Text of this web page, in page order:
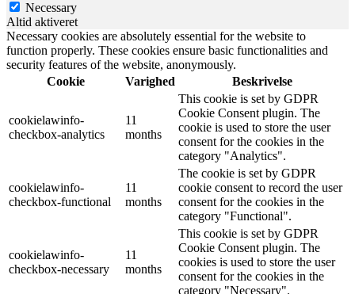
Necessary
Altid aktiveret
Necessary cookies are absolutely essential for the website to
function properly. These cookies ensure basic functionalities and
security features of the website, anonymously.
Cookie
Varighed Beskrivelse
cookielawinfo-
checkbox-analytics
11
months
This cookie is set by GDPR
Cookie Consent plugin. The
cookie is used to store the user
consent for the cookies in the
category "Analytics".
cookielawinfo-
checkbox-functional
11
months
The cookie is set by GDPR
cookie consent to record the user
consent for the cookies in the
category "Functional".
cookielawinfo-
checkbox-necessary
11
months
This cookie is set by GDPR
Cookie Consent plugin. The
cookies is used to store the user
consent for the cookies in the
category "Necessary".